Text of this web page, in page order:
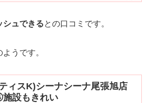
シュできるとの口コミです。
うです。
ィスK)シーナシーナ尾張旭店
設もきれい